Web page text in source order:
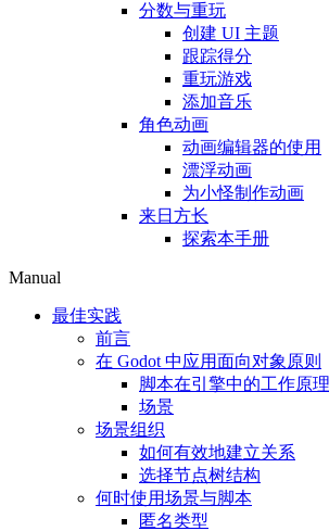
分数与重玩
创建 UI 主题
跟踪得分
重玩游戏
添加音乐
角色动画
动画编辑器的使用
漂浮动画
为小怪制作动画
来日方长
探索本手册
Manual
最佳实践
前言
在 Godot 中应用面向对象原则
脚本在引擎中的工作原理
场景
场景组织
如何有效地建立关系
选择节点树结构
何时使用场景与脚本
匿名类型